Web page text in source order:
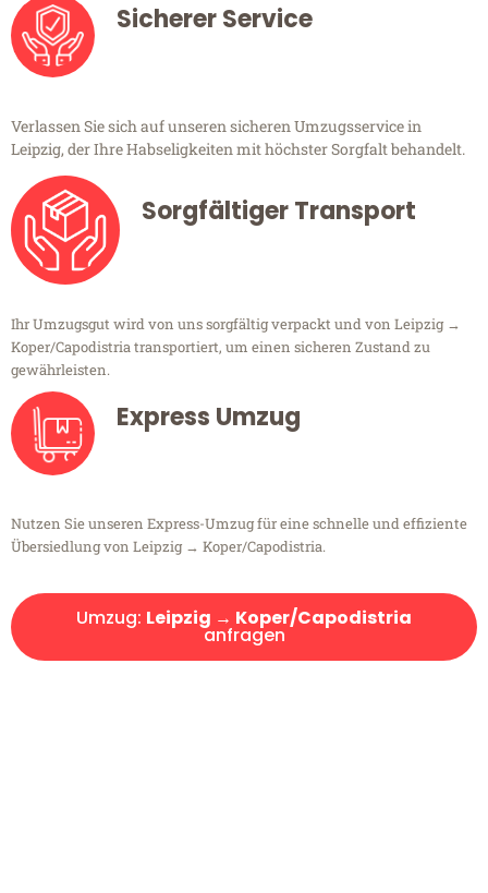
Sicherer Service
Verlassen Sie sich auf unseren sicheren Umzugsservice in
Leipzig, der Ihre Habseligkeiten mit höchster Sorgfalt behandelt.
Sorgfältiger Transport
Ihr Umzugsgut wird von uns sorgfältig verpackt und von Leipzig →
Koper/Capodistria transportiert, um einen sicheren Zustand zu
gewährleisten.
Express Umzug
Nutzen Sie unseren Express-Umzug für eine schnelle und effiziente
Übersiedlung von Leipzig → Koper/Capodistria.
Umzug: Leipzig → Koper/Capodistria
anfragen